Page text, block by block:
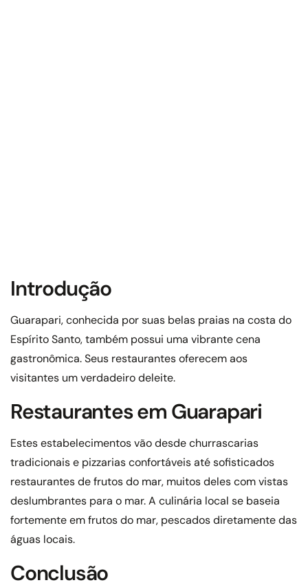
Introdução
Guarapari, conhecida por suas belas praias na costa do
Espírito Santo, também possui uma vibrante cena
gastronômica. Seus restaurantes oferecem aos
visitantes um verdadeiro deleite.
Restaurantes em Guarapari
Estes estabelecimentos vão desde churrascarias
tradicionais e pizzarias confortáveis até sofisticados
restaurantes de frutos do mar, muitos deles com vistas
deslumbrantes para o mar. A culinária local se baseia
fortemente em frutos do mar, pescados diretamente das
águas locais.
Conclusão